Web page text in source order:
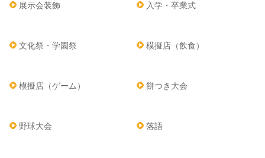
展示会装飾 入学・卒業式
文化祭・学園祭 模擬店（飲食）
模擬店（ゲーム） 餅つき大会
野球大会 落語